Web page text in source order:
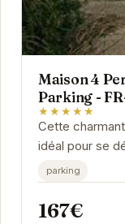
Maison 4
Parking -
★★★★★
Cette
idéal pour se
Noirmoutier.
parking
167€